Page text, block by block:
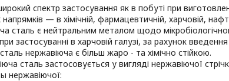
спектр застосування як в побуті при
— в хімічній, фармацевтичній, харчовій,
сталь є нейтральним металом щодо
застосуванні в харчовій галузі, за рахунок
нержавіюча є більш жаро - та хімічно стійкою.
сталь застосовується у вигляді нержавіючої
нержавіючої: